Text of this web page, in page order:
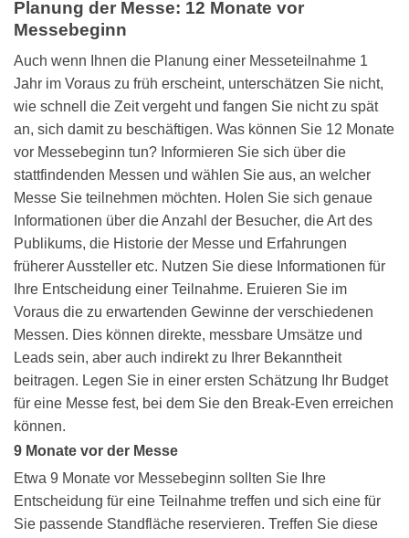
Planung der Messe: 12 Monate vor
Messebeginn
Auch wenn Ihnen die Planung einer Messeteilnahme 1
Jahr im Voraus zu früh erscheint, unterschätzen Sie nicht,
wie schnell die Zeit vergeht und fangen Sie nicht zu spät
an, sich damit zu beschäftigen. Was können Sie 12 Monate
vor Messebeginn tun? Informieren Sie sich über die
stattfindenden Messen und wählen Sie aus, an welcher
Messe Sie teilnehmen möchten. Holen Sie sich genaue
Informationen über die Anzahl der Besucher, die Art des
Publikums, die Historie der Messe und Erfahrungen
früherer Aussteller etc. Nutzen Sie diese Informationen für
Ihre Entscheidung einer Teilnahme. Eruieren Sie im
Voraus die zu erwartenden Gewinne der verschiedenen
Messen. Dies können direkte, messbare Umsätze und
Leads sein, aber auch indirekt zu Ihrer Bekanntheit
beitragen. Legen Sie in einer ersten Schätzung Ihr Budget
für eine Messe fest, bei dem Sie den Break-Even erreichen
können.
9 Monate vor der Messe
Etwa 9 Monate vor Messebeginn sollten Sie Ihre
Entscheidung für eine Teilnahme treffen und sich eine für
Sie passende Standfläche reservieren. Treffen Sie diese